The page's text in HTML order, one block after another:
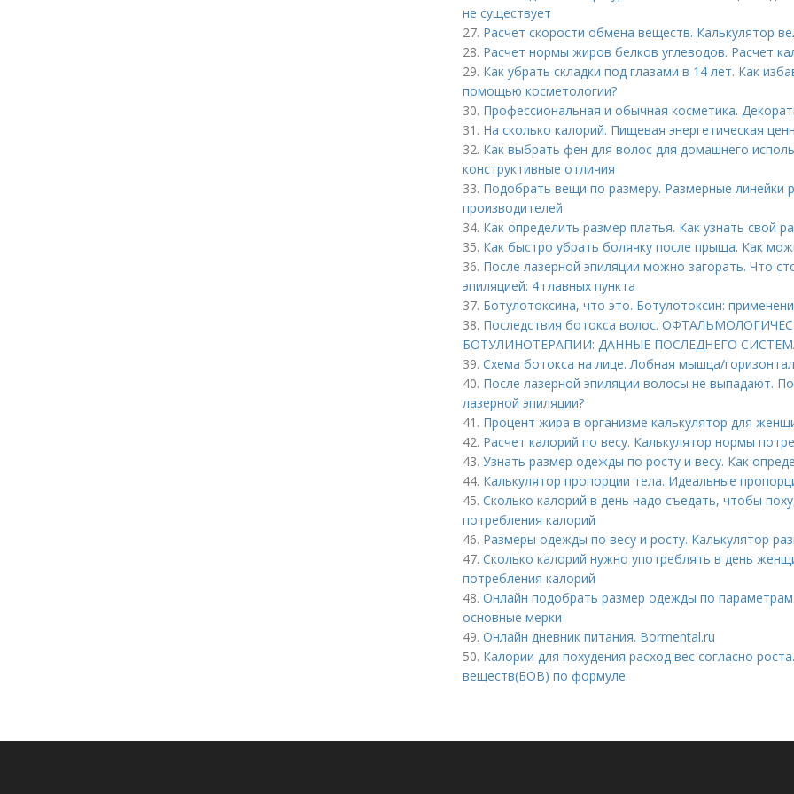
не существует
27. Расчет скорости обмена веществ. Калькулятор
28. Расчет нормы жиров белков углеводов. Расчет
29. Как убрать складки под глазами в 14 лет. Как
помощью косметологии?
30. Профессиональная и обычная косметика.
31. На сколько калорий. Пищевая энергетическая
32. Как выбрать фен для волос для домашнего
конструктивные отличия
33. Подобрать вещи по размеру. Размерные линейки
производителей
34. Как определить размер платья. Как узнать свой
35. Как быстро убрать болячку после прыща. Как
36. После лазерной эпиляции можно загорать. Что
эпиляцией: 4 главных пункта
37. Ботулотоксина, что это. Ботулотоксин:
38. Последствия ботокса волос.
БОТУЛИНОТЕРАПИИ: ДАННЫЕ ПОСЛЕДНЕГО
39. Схема ботокса на лице. Лобная мышца/
40. После лазерной эпиляции волосы не выпадают.
лазерной эпиляции?
41. Процент жира в организме калькулятор для
42. Расчет калорий по весу. Калькулятор нормы
43. Узнать размер одежды по росту и весу. Как
44. Калькулятор пропорции тела. Идеальные
45. Сколько калорий в день надо съедать, чтобы
потребления калорий
46. Размеры одежды по весу и росту. Калькулятор
47. Сколько калорий нужно употреблять в день
потребления калорий
48. Онлайн подобрать размер одежды по
основные мерки
49. Онлайн дневник питания. Bormental.ru
50. Калории для похудения расход вес согласно
веществ(БОВ) по формуле: